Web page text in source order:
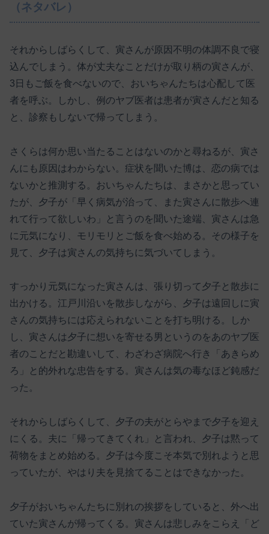
（ネタバレ）
それからしばらくして、寅さんが原因不明の体調不良で寝
込んでしまう。体が丈夫なことだけが取り柄の寅さんが、
3日もご飯を食べないので、おいちゃんたちは心配して医
者を呼ぶ。しかし、例のヤブ医者は患者が寅さんだと知る
と、診察もしないで帰ってしまう。
さくらは何か思い当たることはないのかと尋ねるが、寅さ
んにも原因はわからない。症状を聞いた博は、恋の病では
ないかと推測する。おいちゃんたちは、まさかと思ってい
たが、夕子が「早く病気が治って、また寅さんに散歩へ連
れて行って欲しいわ」と言うのを聞いた途端、寅さんは急
に元気になり、モリモリとご飯を食べ始める。その様子を
見て、夕子は寅さんの気持ちに気づいてしまう。
すっかり元気になった寅さんは、張り切って夕子と散歩に
出かける。江戸川沿いを散歩しながら、夕子は遠回しに寅
さんの気持ちには応えられないことを打ち明ける。しか
し、寅さんは夕子に想いを寄せる男というのをあのヤブ医
者のことだと勘違いして、わざわざ病院へ行き「あきらめ
ろ」と的外れな忠告をする。寅さんは気の毒なほど鈍感だ
った。
それからしばらくして、夕子の夫がとらやまで夕子を迎え
にくる。夫に「帰ってきてくれ」と言われ、夕子は黙って
荷物をまとめ始める。夕子は今度こそ本気で別れようと思
っていたが、やはり夫を見捨てることはできなかった。
夕子がおいちゃんたちに別れの挨拶をしていると、外へ出
ていた寅さんが帰ってくる。寅さんは悲しみをこらえ「ど